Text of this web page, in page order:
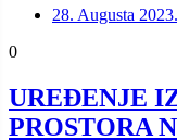
28. Augusta 2023.
0
UREĐENJE
PROSTORA